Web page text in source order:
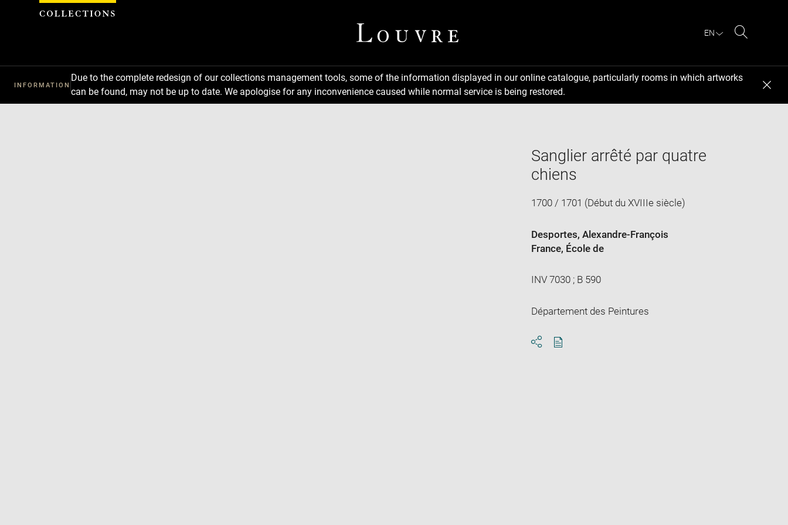
EN
INFORMATION
Due to the complete redesign of our collections management tools, some of the information displayed in our online catalogue, particularly rooms in which artworks
can be found, may not be up to date. We apologise for any inconvenience caused while normal service is being restored.
Sanglier arrêté par quatre
chiens
1700 / 1701 (Début du XVIIIe siècle)
Desportes, Alexandre-François
France, École de
INV 7030 ; B 590
Département des Peintures
Cookies management panel